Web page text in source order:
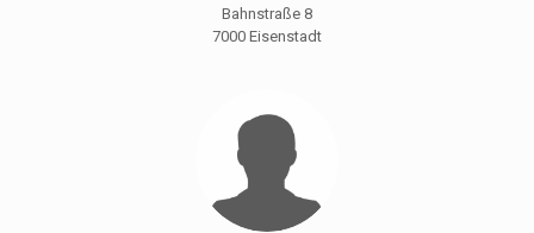
Bahnstraße 8
7000 Eisenstadt